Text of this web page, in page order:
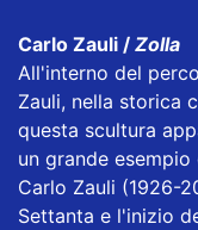
Carlo Zauli / Zolla
All'interno del
Zauli, nella storica
questa scultura
un grande
Carlo Zauli (1926-
Settanta e l'inizio